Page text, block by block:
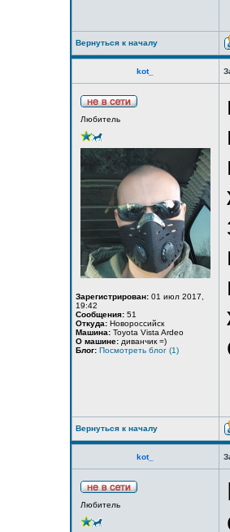
Вернуться к началу
kot_
Любитель
Зарегистрирован: 01 июл 2017,
19:42
Сообщения: 51
Откуда: Новороссийск
Машина: Toyota Vista Ardeo
О машине: диванчик =)
Блог: Посмотреть блог (1)
Вернуться к началу
kot_
Любитель